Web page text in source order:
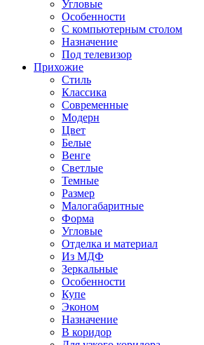
Угловые
Особенности
С компьютерным столом
Назначение
Под телевизор
Прихожие
Стиль
Классика
Современные
Модерн
Цвет
Белые
Венге
Светлые
Темные
Размер
Малогабаритные
Форма
Угловые
Отделка и материал
Из МДФ
Зеркальные
Особенности
Купе
Эконом
Назначение
В коридор